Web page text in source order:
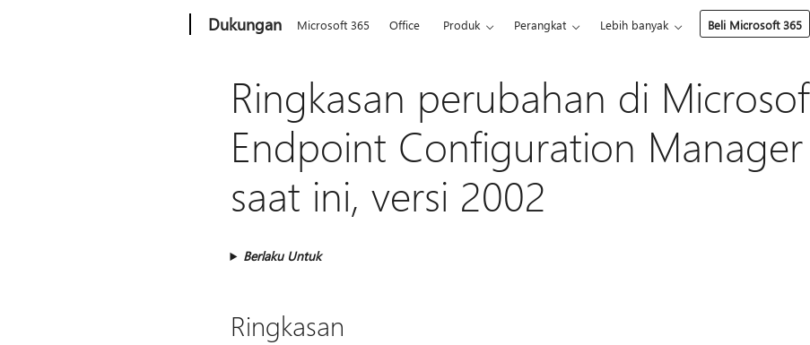
Dukungan Microsoft 365 Office Produk Perangkat Lebih banyak Beli Microsoft 365
Ringkasan perubahan di
Endpoint Configuration
saat ini, versi 2002
Berlaku Untuk
Ringkasan